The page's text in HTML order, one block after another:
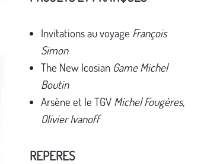
Invitations au voyage François
Simon
The New IcosianGame Michel
Boutin
Arsène et le TGV Michel Fougères,
Olivier Ivanoff
REPERES